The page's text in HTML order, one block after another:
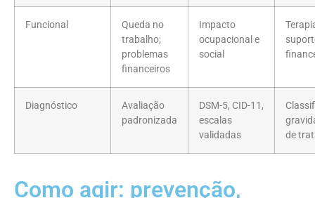
Funcional
Queda no
trabalho;
problemas
financeiros
Impacto
ocupacional e
social
Diagnóstico
Avaliação
padronizada
DSM-5, CID-11,
escalas
validadas
de
Como agir: prevenção,